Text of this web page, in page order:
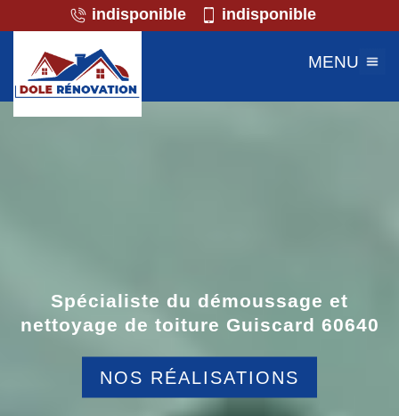
indisponible indisponible
MENU
Spécialiste du démoussage et
nettoyage de toiture Guiscard 60640
NOS RÉALISATIONS